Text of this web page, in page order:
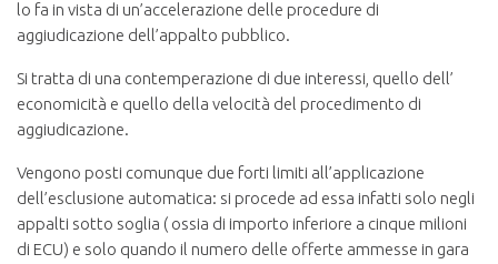
lo fa in vista di un’accelerazione delle procedure di
aggiudicazione dell’appalto pubblico.
Si tratta di una contemperazione di due interessi, quello dell’
economicità e quello della velocità del procedimento di
aggiudicazione.
Vengono posti comunque due forti limiti all’applicazione
dell’esclusione automatica: si procede ad essa infatti solo negli
appalti sotto soglia ( ossia di importo inferiore a cinque milioni
di ECU) e solo quando il numero delle offerte ammesse in gara